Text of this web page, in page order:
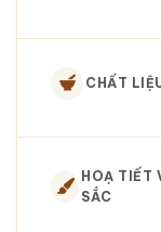
CHẤT
HOẠ TIẾT
SẮC